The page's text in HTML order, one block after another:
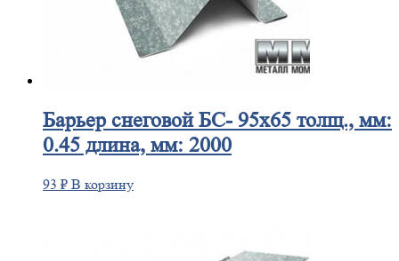
Барьерснеговой БС- 95х65 толщ., мм:
0.45 длина, мм: 2000
93 ₽ В корзину